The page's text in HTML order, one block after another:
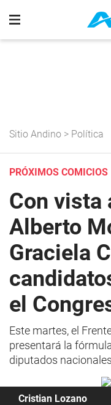
Sitio Andino > Política
PRÓXIMOS COMICIOS
Con vista
Alberto
Graciela
el
Este martes, el
presentará la
diputados
Cristian Lozano